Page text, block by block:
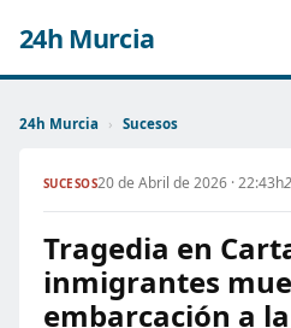
24h Murcia
24h Murcia › Sucesos
SUCESOS20 de Abril de 2026 · 22:43h
Tragedia en
inmigrantes
embarcación a